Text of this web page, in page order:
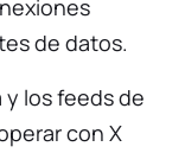
de datos.
los feeds de
con X